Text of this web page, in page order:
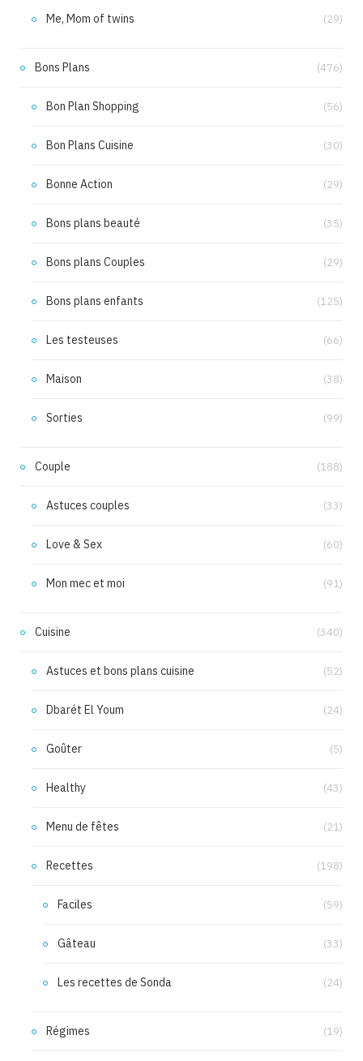
Me, Mom of twins (29)
Bons Plans (476)
Bon Plan Shopping (56)
Bon Plans Cuisine (30)
Bonne Action (29)
Bons plans beauté (35)
Bons plans Couples (29)
Bons plans enfants (125)
Les testeuses (66)
Maison (38)
Sorties (99)
Couple (188)
Astuces couples (33)
Love & Sex (60)
Mon mec et moi (91)
Cuisine (340)
Astuces et bons plans cuisine (52)
Dbarét El Youm (24)
Goûter (5)
Healthy (43)
Menu de fêtes (21)
Recettes (198)
Faciles (59)
Gâteau (33)
Les recettes de Sonda (24)
Régimes (19)